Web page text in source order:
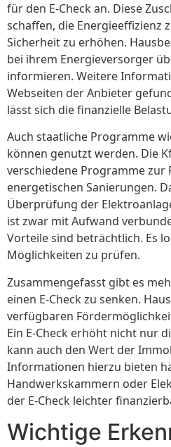
für den E-Check an. Diese
schaffen, die Energieeffizienz
Sicherheit zu erhöhen.
bei ihrem Energieversorger
informieren. Weitere
Webseiten der Anbieter
lässt sich die finanzielle
Auch staatliche Programme
können genutzt werden. Die
verschiedene Programme zur
energetischen Sanierungen.
Überprüfung der
ist zwar mit Aufwand
Vorteile sind beträchtlich. Es
Möglichkeiten zu prüfen.
Zusammengefasst gibt es
einen E-Check zu senken.
verfügbaren
Ein E-Check erhöht nicht nur
kann auch den Wert der
Informationen hierzu bieten
Handwerkskammern oder
der E-Check leichter
Wichtige